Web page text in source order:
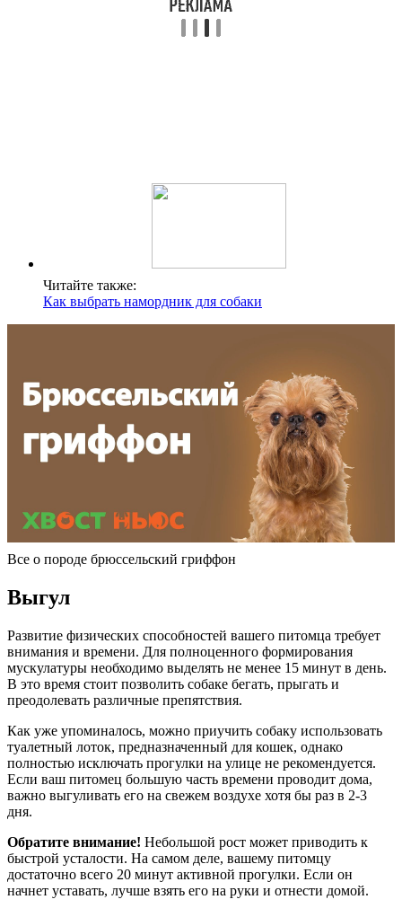
Читайте также:
Как выбрать намордник для собаки
Все о породе брюссельский гриффон
Выгул
Развитие физических способностей вашего питомца требует
внимания и времени. Для полноценного формирования
мускулатуры необходимо выделять не менее 15 минут в день.
В это время стоит позволить собаке бегать, прыгать и
преодолевать различные препятствия.
Как уже упоминалось, можно приучить собаку использовать
туалетный лоток, предназначенный для кошек, однако
полностью исключать прогулки на улице не рекомендуется.
Если ваш питомец большую часть времени проводит дома,
важно выгуливать его на свежем воздухе хотя бы раз в 2-3
дня.
Обратите внимание! Небольшой рост может приводить к
быстрой усталости. На самом деле, вашему питомцу
достаточно всего 20 минут активной прогулки. Если он
начнет уставать, лучше взять его на руки и отнести домой.